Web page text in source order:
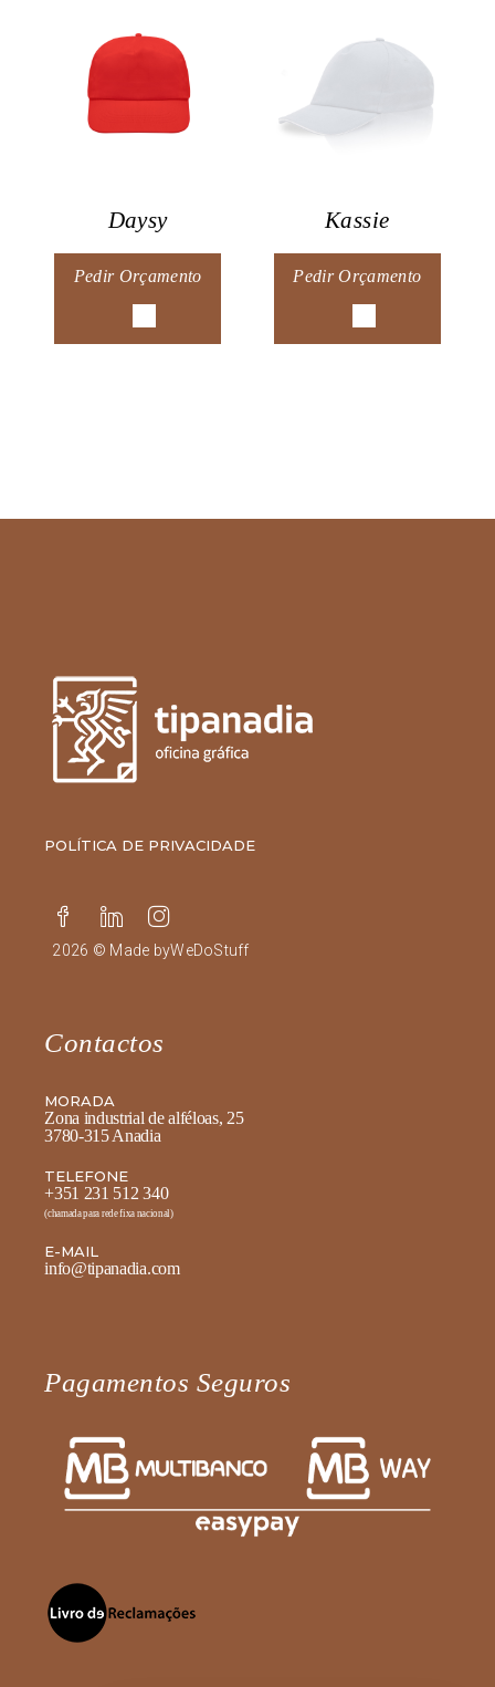
Daysy
Pedir Orçamento
Kassie
Pedir Orçamento
POLÍTICA DE PRIVACIDADE
2026 © Made byWeDoStuff
Contactos
MORADA
Zona industrial de alféloas, 25
3780-315 Anadia
TELEFONE
+351 231 512 340
(chamada para rede fixa nacional)
E-MAIL
info@tipanadia.com
Pagamentos Seguros